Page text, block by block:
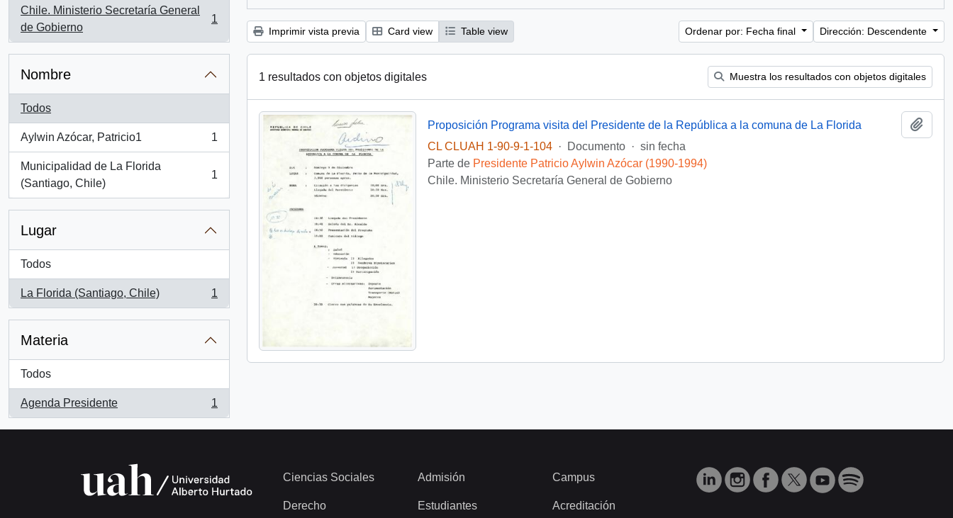
Chile. Ministerio Secretaría General
de Gobierno
, 1 resultados
1
Nombre
Todos
Aylwin Azócar, Patricio1
, 1 resultados
1
Municipalidad de La Florida
(Santiago, Chile)
, 1 resultados
1
Lugar
Todos
La Florida (Santiago, Chile)
, 1 resultados
1
Materia
Todos
Agenda Presidente
, 1 resultados
1
Imprimir vista previa Card view Table view Ordenar por: Fecha final Dirección: Descendente
1 resultados con objetos digitales Muestra los resultados con objetos digitales
Proposición Programa visita del Presidente de la República a la comuna de La Florida
CL CLUAH 1-90-9-1-104
· Documento · sin fecha
Parte de Presidente Patricio Aylwin Azócar (1990-1994)
Chile. Ministerio Secretaría General de Gobierno
Ciencias Sociales
Derecho
Admisión
Estudiantes
Campus
Acreditación